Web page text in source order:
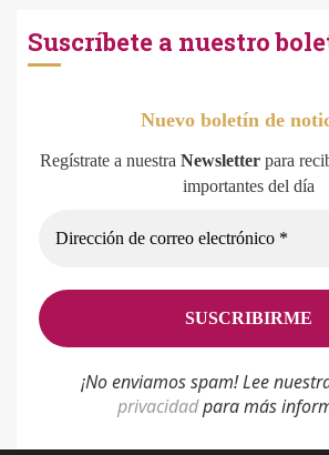
Suscríbete a nuestro
Nuevo boletín de
Regístrate a nuestra Newsletter para
importantes del día
¡No enviamos spam! Lee
privacidadpara más